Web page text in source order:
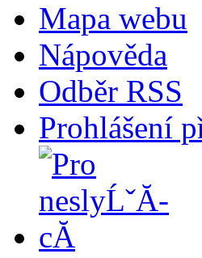
Mapa webu
Nápověda
Odběr RSS
Prohlášení